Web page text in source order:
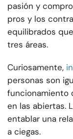
pasión y
pros y los
equilibrados
tres áreas.
Curiosamente,
personas son
funcionamiento
en las abiertas.
entablar una
a ciegas.